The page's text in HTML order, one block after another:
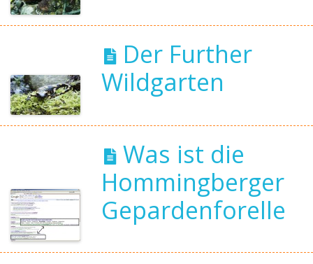
Der Further
Wildgarten
Was ist die
Hommingberger
Gepardenforelle